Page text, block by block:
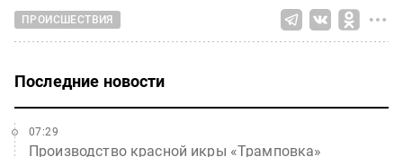
ПРОИСШЕСТВИЯ
Последние новости
Производство красной икры «Трамповка»
07:29